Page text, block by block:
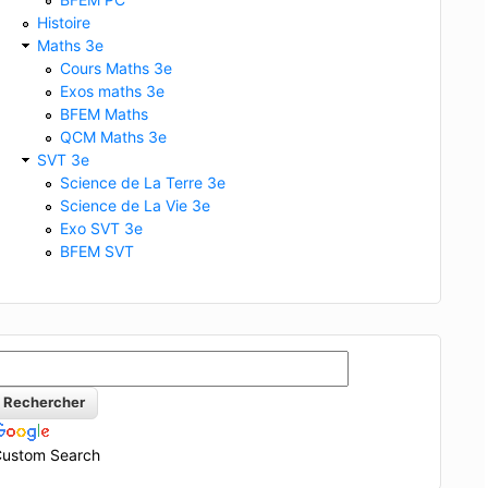
Histoire
Maths 3e
Cours Maths 3e
Exos maths 3e
BFEM Maths
QCM Maths 3e
SVT 3e
Science de La Terre 3e
Science de La Vie 3e
Exo SVT 3e
BFEM SVT
Search